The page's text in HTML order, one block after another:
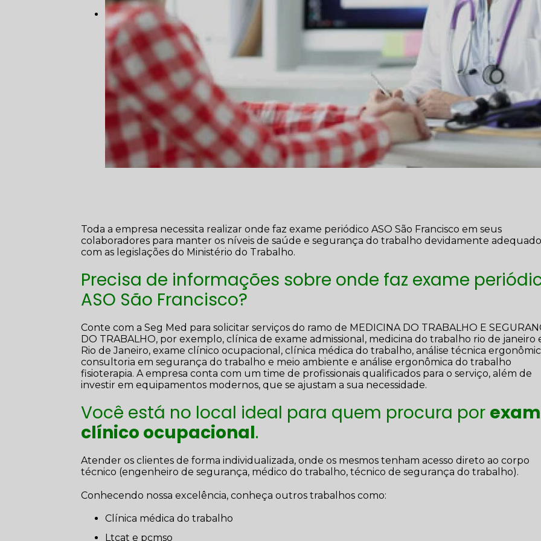
Toda a empresa necessita realizar onde faz exame periódico ASO São Francisco em seus
colaboradores para manter os níveis de saúde e segurança do trabalho devidamente
com as legislações do Ministério do Trabalho.
Precisa de informações sobre onde faz exame
ASO São Francisco?
Conte com a Seg Med para solicitar serviços do ramo de MEDICINA DO TRABALHO E
DO TRABALHO, por exemplo, clínica de exame admissional, medicina do trabalho rio de janeiro
Rio de Janeiro, exame clínico ocupacional, clínica médica do trabalho, análise técnica
consultoria em segurança do trabalho e meio ambiente e análise ergonômica do trabalho
fisioterapia. A empresa conta com um time de profissionais qualificados para o serviço, além de
investir em equipamentos modernos, que se ajustam a sua necessidade.
Você está no local ideal para quem procura por
clínico ocupacional.
Atender os clientes de forma individualizada, onde os mesmos tenham acesso direto ao corpo
técnico (engenheiro de segurança, médico do trabalho, técnico de segurança do trabalho).
Conhecendo nossa excelência, conheça outros trabalhos como:
clínica médica do trabalho
ltcat e pcmso